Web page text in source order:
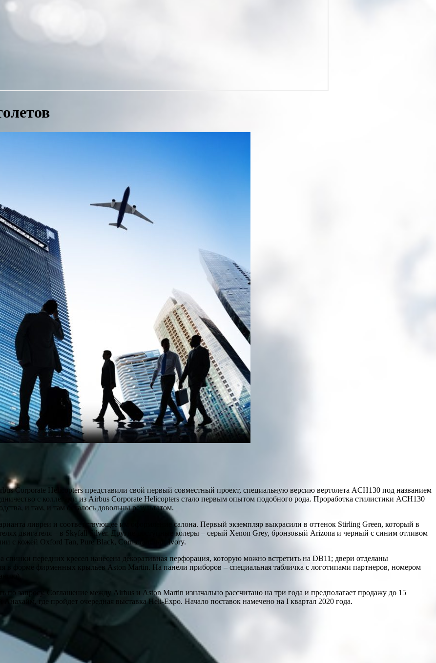
Corporate Helicopters представили свой первый совместный проект, специальную версию вертолета ACH130 под названием
с коллегами из Airbus Corporate Helicopters стало первым опытом подобного рода. Проработка стилистики ACH130
и там, и там осталось довольны результатом.
ливреи и соответствующее им оформление салона. Первый экземпляр выкрасили в оттенок Stirling Green, который в
двигателя – в Skyfall Silver. Другие доступные колеры – серый Xenon Grey, бронзовый Arizona и черный с синим отливом
с кожей Oxford Tan, Pure Black, Cormorant или Ivory.
передних кресел нанесена декоративная перфорация, которую можно встретить на DB11; двери отделаны
в форме фирменных крыльев Aston Martin. На панели приборов – специальная табличка с логотипами партнеров, номером
запросу. Соглашение между Airbus и Aston Martin изначально рассчитано на три года и предполагает продажу до 15
где пройдет очередная выставка Heli-Expo. Начало поставок намечено на I квартал 2020 года.